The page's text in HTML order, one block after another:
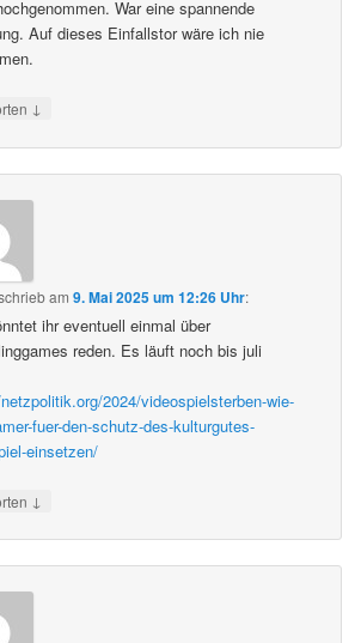
War eine spannende
Auf dieses Einfallstor wäre ich nie
↓
am9. Mai 2025 um 12:26 Uhr:
ihr eventuell einmal über
reden. Es läuft noch bis juli
2024/videospielsterben-wie-
fuer-den-schutz-des-kulturgutes-
einsetzen/
↓